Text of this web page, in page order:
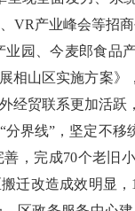
VR产业峰会等招
业园、今麦郎食品
相山区实施方案
经贸联系更加活跃
分界线”，坚定不
，完成70个老旧
迁改造成效明显